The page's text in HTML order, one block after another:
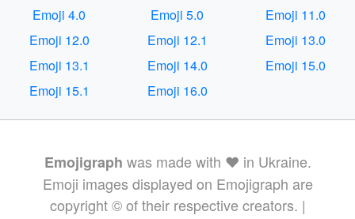
Emoji 4.0
Emoji 5.0
Emoji 11.0
Emoji 12.0
Emoji 12.1
Emoji 13.0
Emoji 13.1
Emoji 14.0
Emoji 15.0
Emoji 15.1
Emoji 16.0
Emojigraph was made with ❤️ in Ukraine.
Emoji images displayed on Emojigraph are
copyright © of their respective creators. |